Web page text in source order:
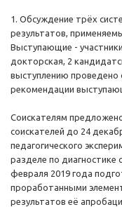
1. Обсуждение трёх
результатов,
Выступающие -
докторская, 2
выступлению проведено
рекомендации
Соискателям
соискателей до 24
педагогического
разделе по диагностике
февраля 2019 года
проработанными
результатов её